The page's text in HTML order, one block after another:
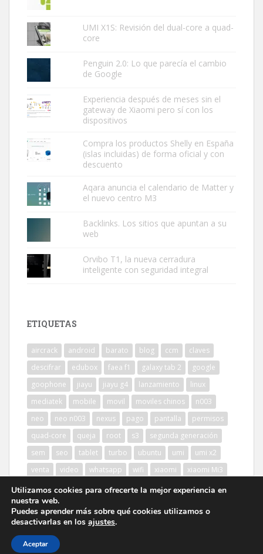
UMI X1S: Revisión del dual-core a quad-
core
Penguin 2.0: Lo que parecía el cambio
de Google
Experiencia después de meses sin el
gateway de Xiaomi pero sí con los
dispositivos
Compra los productos Shelly en España
(islas incluidas) de forma oficial y con
descuento
Aqara anuncia el calendario de Matter y
el nuevo centro M3
Backlinks. Los sitios que apuntan a su
web
Orvibo T1, la nueva cerradura
inteligente con seguridad integral
ETIQUETAS
aircrack android barato blog ccm
claves
descifrar
edubox faea f1 galaxy tab 2
google
goophone
jiayu jiayu g4 lanzamiento
linux
mediatek
mobile movil moviles chinos
n003
neo
neo n003 nexus pago pantalla
permisos
quad-core
queja root s3
segunda generación
sem
seo tablet turbo ubuntu umi
umi x2
venta
video whatsapp wifi xiaomi xiaomi Mi3
sparkling Theme por
Utilizamos cookies para ofrecerte la mejor experiencia en
nuestra web.
Puedes aprender más sobre qué cookies utilizamos o
desactivarlas en los ajustes.
Aceptar